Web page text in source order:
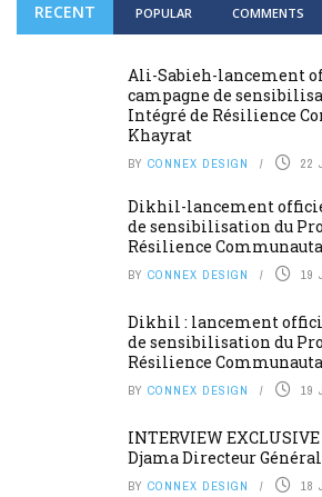
RECENT POPULAR COMMENTS
Ali-Sabieh-lancement
campagne de
Intégré de Résilience
Khayrat
BY CONNEX DESIGN 22
Dikhil-lancement
de sensibilisation du
Résilience
BY CONNEX DESIGN 19
Dikhil : lancement
de sensibilisation du
Résilience
BY CONNEX DESIGN 19
INTERVIEW
Djama Directeur Général
BY CONNEX DESIGN 18